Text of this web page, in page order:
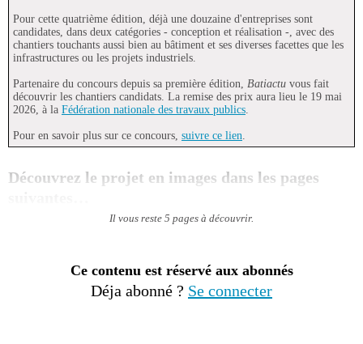
Pour cette quatrième édition, déjà une douzaine d'entreprises sont
candidates, dans deux catégories - conception et réalisation -, avec des
chantiers touchants aussi bien au bâtiment et ses diverses facettes que les
infrastructures ou les projets industriels.
Partenaire du concours depuis sa première édition, Batiactu vous fait
découvrir les chantiers candidats. La remise des prix aura lieu le 19 mai
2026, à la Fédération nationale des travaux publics.
Pour en savoir plus sur ce concours, suivre ce lien.
Découvrez le projet en images dans les pages
Il vous reste 5 pages à découvrir.
Ce contenu est réservé aux abonnés
Déja abonné ? Se connecter